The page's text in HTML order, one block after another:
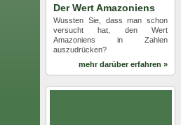
Der Wert Amazoniens
Wussten Sie, dass man schon
versucht hat, den Wert
Amazoniens in Zahlen
auszudrücken?
mehr darüber erfahren »